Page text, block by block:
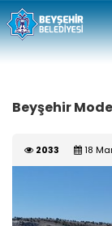
Beyşehir
2033 18